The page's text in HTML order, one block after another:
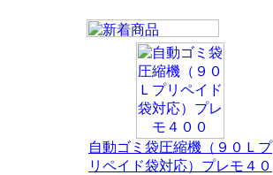
自動ゴミ袋圧縮機（９０Ｌプ
リペイド袋対応）プレモ４０